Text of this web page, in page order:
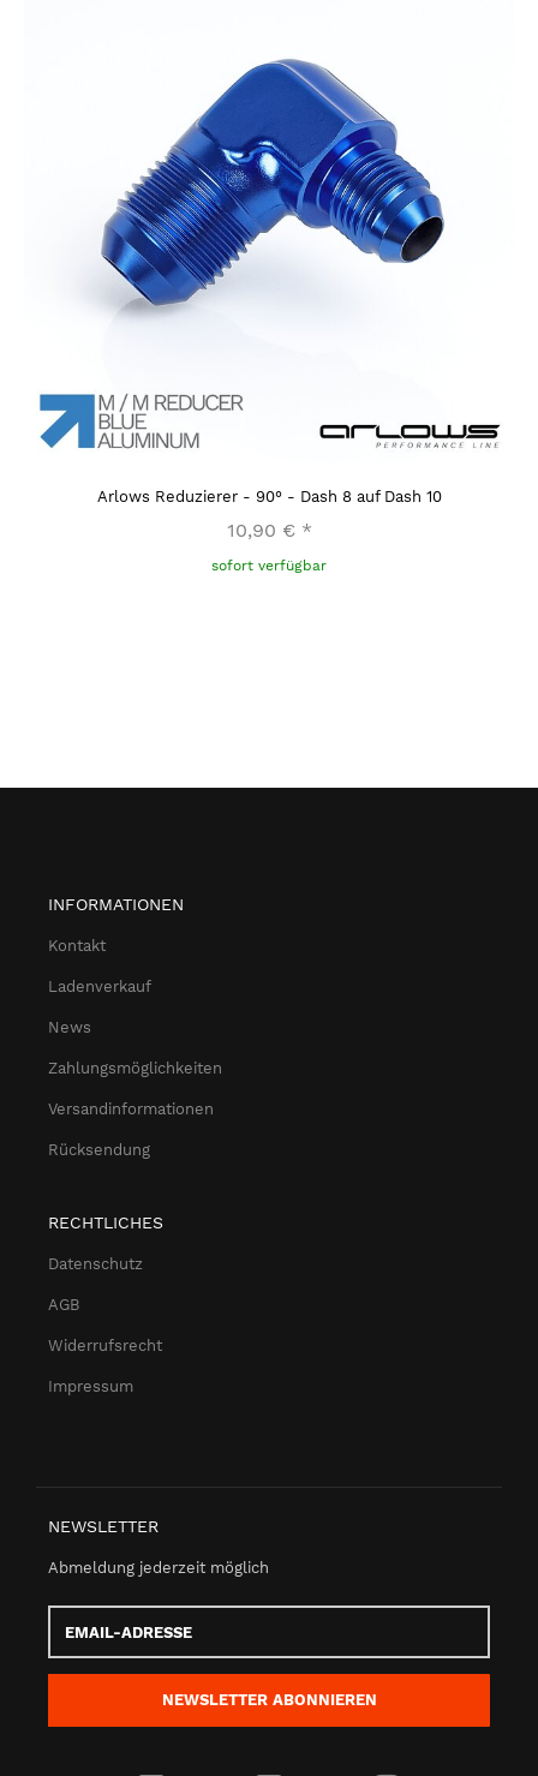
Arlows Reduzierer - 90° - Dash 8 auf Dash 10
10,90 € *
sofort verfügbar
INFORMATIONEN
Kontakt
Ladenverkauf
News
Zahlungsmöglichkeiten
Versandinformationen
Rücksendung
RECHTLICHES
Datenschutz
AGB
Widerrufsrecht
Impressum
NEWSLETTER
Abmeldung jederzeit möglich
Adresse
NEWSLETTER ABONNIEREN